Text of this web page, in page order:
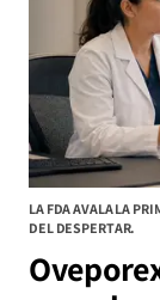
LA FDA AVALA LA
DEL DESPERTAR.